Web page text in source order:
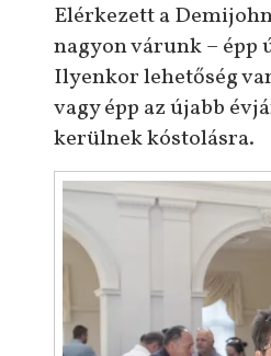
Elérkezett a
nagyon várunk – épp
Ilyenkor lehetőség
vagy épp az újabb
kerülnek kóstolásra.